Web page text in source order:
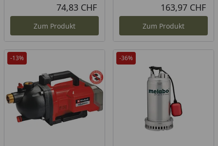
Rabatt in Prozent
Ursprünglicher Preis
74,83 CHF
Zum Produkt
163,97 CHF
Zum Produkt
-13% -36%